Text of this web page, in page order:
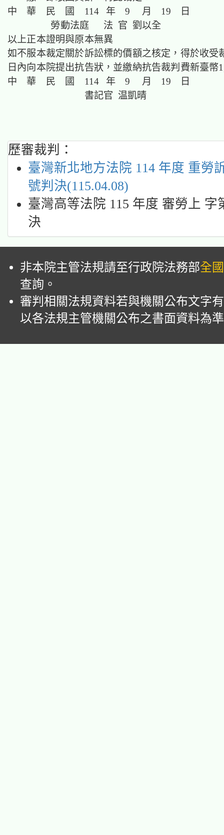
中 華 民 國 114 年 9 月 19 日
勞動法庭 法 官 劉以全
以上正本證明與原本無異
如不服本裁定關於訴訟標的價額之核定，得於收受
日內向本院提出抗告狀，並繳納抗告裁判費新臺幣
中 華 民 國 114 年 9 月 19 日
書記官 温凱晴
歷審裁判：
臺灣新北地方法院 114 年度 重勞
號判決(115.04.08)
臺灣高等法院 115 年度 審勞上 字
決
非本院主管法規請至行政院法務部全
查詢。
審判相關法規資料若與機關公布文字
以各法規主管機關公布之書面資料為